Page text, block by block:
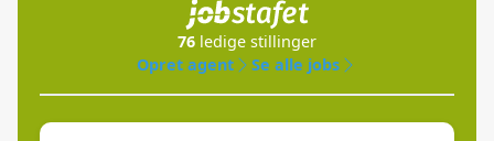
76 ledige stillinger
Opret agent
Se alle jobs